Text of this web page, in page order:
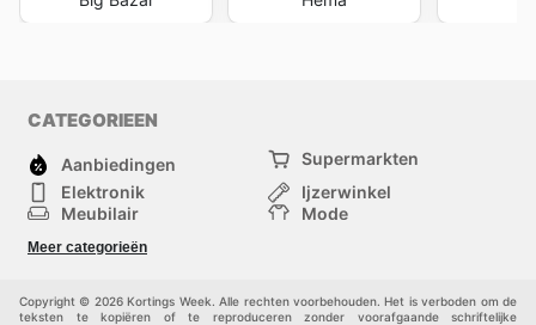
CATEGORIEEN
Aanbiedingen
Supermarkten
Elektronik
Ijzerwinkel
Meubilair
Mode
Schoonheid
Meer categorieën
Copyright © 2026 Kortings Week. Alle rechten voorbehouden. Het is verboden om de
teksten te kopiëren of te reproduceren zonder voorafgaande schriftelijke